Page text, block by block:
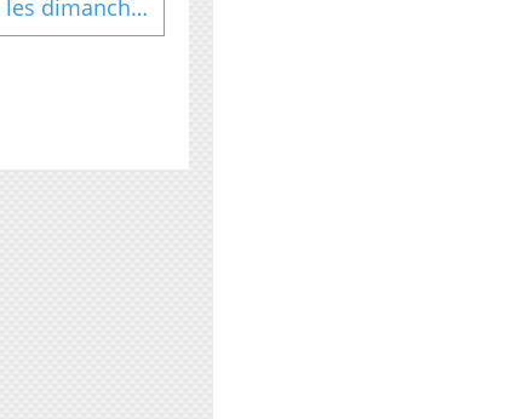
"44 Chats" tous les dimanche et chaque jour de la semaine à partir du 1er septembre sur France 4